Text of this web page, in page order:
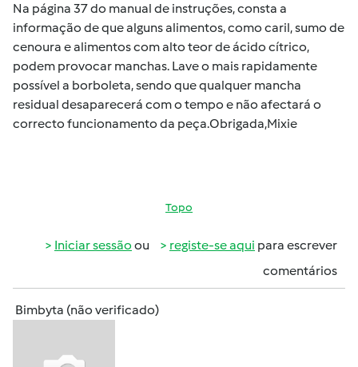
Na página 37 do manual de instruções, consta a
informação de que alguns alimentos, como caril, sumo de
cenoura e alimentos com alto teor de ácido cítrico,
podem provocar manchas. Lave o mais rapidamente
possível a borboleta, sendo que qualquer mancha
residual desaparecerá com o tempo e não afectará o
correcto funcionamento da peça.Obrigada,Mixie
Topo
Iniciar sessão ou registe-se aqui para escrever
comentários
Bimbyta (não verificado)